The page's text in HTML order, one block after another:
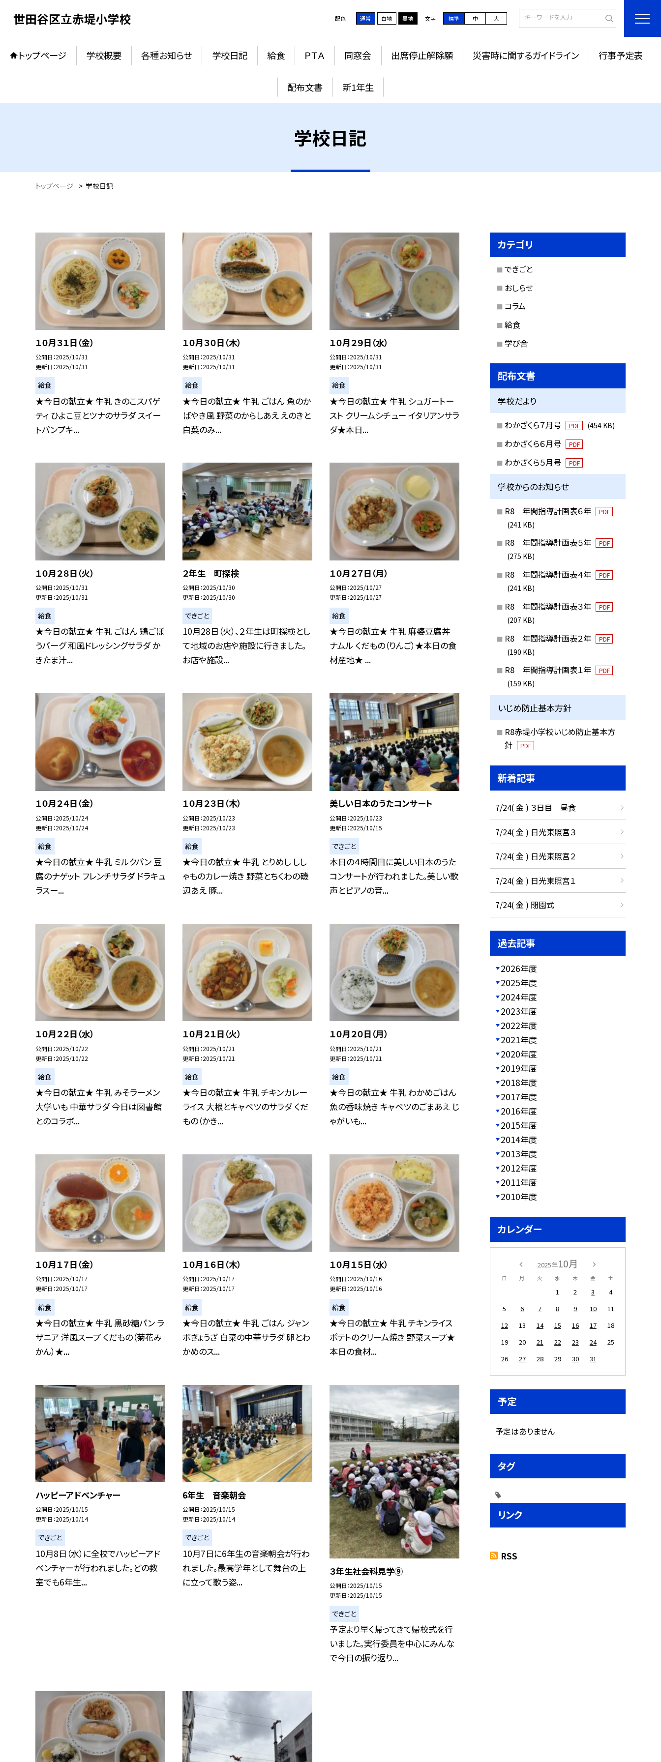
世田谷区立赤堤小学校 配色 通常 白地 黒地 文字 標準 中 大
トップページ 学校概要 各種お知らせ 学校日記 給食 ＰＴＡ 同窓会 出席停止解除願 災害時に関するガイドライン 行事予定表
配布文書 新1年生
学校日記
トップページ > 学校日記
１０月３１日（金）
公開日 2025/10/31
更新日 2025/10/31
給食
★今日の献立★ 牛乳 きのこスパゲ
ティ ひよこ豆とツナのサラダ スイー
トパンプキ...
１０月３０日（木）
公開日 2025/10/31
更新日 2025/10/31
給食
★今日の献立★ 牛乳 ごはん 魚のか
ばやき風 野菜のからしあえ えのきと
白菜のみ...
１０月２９日（水）
公開日 2025/10/31
更新日 2025/10/31
給食
★今日の献立★ 牛乳 シュガートー
スト クリームシチュー イタリアンサラ
ダ★本日...
１０月２８日（火）
公開日 2025/10/31
更新日 2025/10/31
給食
★今日の献立★ 牛乳 ごはん 鶏ごぼ
うバーグ 和風ドレッシングサラダ か
きたま汁...
２年生 町探検
公開日 2025/10/30
更新日 2025/10/30
できごと
10月28日（火）、２年生は町探検とし
て地域のお店や施設に行きました。
お店や施設...
１０月２７日（月）
公開日 2025/10/27
更新日 2025/10/27
給食
★今日の献立★ 牛乳 麻婆豆腐丼
ナムル くだもの（りんご）★本日の食
材産地★ ...
１０月２４日（金）
公開日 2025/10/24
更新日 2025/10/24
給食
★今日の献立★ 牛乳 ミルクパン 豆
腐のナゲット フレンチサラダ ドラキュ
ラスー...
１０月２３日（木）
公開日 2025/10/23
更新日 2025/10/23
給食
★今日の献立★ 牛乳 とりめし しし
ゃものカレー焼き 野菜とちくわの磯
辺あえ 豚...
美しい日本のうたコンサート
公開日 2025/10/23
更新日 2025/10/15
できごと
本日の４時間目に美しい日本のうた
コンサートが行われました。美しい歌
声とピアノの音...
１０月２２日（水）
公開日 2025/10/22
更新日 2025/10/22
給食
★今日の献立★ 牛乳 みそラーメン
大学いも 中華サラダ 今日は図書館
とのコラボ...
１０月２１日（火）
公開日 2025/10/21
更新日 2025/10/21
給食
★今日の献立★ 牛乳 チキンカレー
ライス 大根とキャベツのサラダ くだ
もの（かき...
１０月２０日（月）
公開日 2025/10/21
更新日 2025/10/21
給食
★今日の献立★ 牛乳 わかめごはん
魚の香味焼き キャベツのごまあえ じ
ゃがいも...
１０月１７日（金）
公開日 2025/10/17
更新日 2025/10/17
給食
★今日の献立★ 牛乳 黒砂糖パン ラ
ザニア 洋風スープ くだもの（菊花み
かん）★...
１０月１６日（木）
公開日 2025/10/17
更新日 2025/10/17
給食
★今日の献立★ 牛乳 ごはん ジャン
ボぎょうざ 白菜の中華サラダ 卵とわ
かめのス...
１０月１５日（水）
公開日 2025/10/16
更新日 2025/10/16
給食
★今日の献立★ 牛乳 チキンライス
ポテトのクリーム焼き 野菜スープ★
本日の食材...
ハッピーアドベンチャー
公開日 2025/10/15
更新日 2025/10/14
できごと
10月8日（水）に全校でハッピーアド
ベンチャーが行われました。どの教
室でも6年生...
6年生 音楽朝会
公開日 2025/10/15
更新日 2025/10/14
できごと
10月7日に6年生の音楽朝会が行わ
れました。最高学年として舞台の上
に立って歌う姿...
３年生社会科見学⑨
公開日 2025/10/15
更新日 2025/10/15
できごと
予定より早く帰ってきて帰校式を行
いました。実行委員を中心にみんな
で今日の振り返り...
カテゴリ
できごと
おしらせ
コラム
給食
学び舎
配布文書
学校だより
わかざくら７月号 PDF (454 KB)
わかざくら６月号 PDF
わかざくら５月号 PDF
学校からのお知らせ
R8 年間指導計画表６年 PDF
(241 KB)
R8 年間指導計画表５年 PDF
(275 KB)
R8 年間指導計画表４年 PDF
(241 KB)
R8 年間指導計画表３年 PDF
(207 KB)
R8 年間指導計画表２年 PDF
(190 KB)
R8 年間指導計画表１年 PDF
(159 KB)
いじめ防止基本方針
R8赤堤小学校いじめ防止基本方
針
PDF
新着記事
7/24( 金 ) ３日目 昼食
7/24( 金 ) 日光東照宮３
7/24( 金 ) 日光東照宮２
7/24( 金 ) 日光東照宮１
7/24( 金 ) 閉園式
過去記事
2026年度
2025年度
2024年度
2023年度
2022年度
2021年度
2020年度
2019年度
2018年度
2017年度
2016年度
2015年度
2014年度
2013年度
2012年度
2011年度
2010年度
カレンダー
2025年10月
日 月 火 水 木 金 土
1 2 3
4
5
6 7 8 9 10
11
12
13 14 15 16 17
18
19
20 21 22 23 24
25
26
27 28 29 30 31
予定
予定はありません
タグ
リンク
RSS